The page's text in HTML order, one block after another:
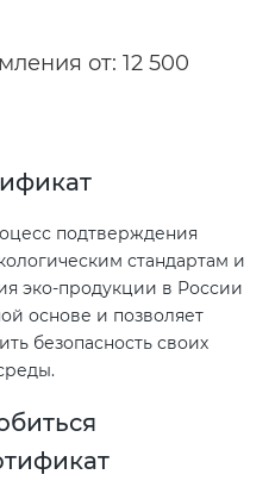
от: 12 500
подтверждения
стандартам и
эко-продукции в России
основе и позволяет
безопасность своих